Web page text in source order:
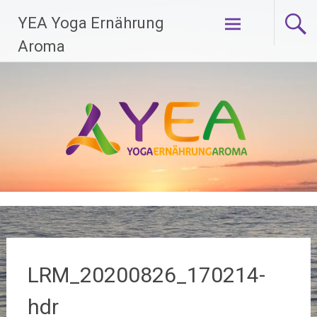
Inhalt
springen
YEA Yoga Ernährung
Aroma
LRM_20200826_170214-
hdr